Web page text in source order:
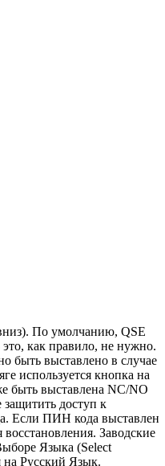
По умолчанию, QSE
это, как правило, не нужно.
быть выставлено в случае
используется кнопка на
быть выставлена NC/NO
доступ к
Если ПИН кода выставлен
Заводские
Языка (Select
на Русский Язык.